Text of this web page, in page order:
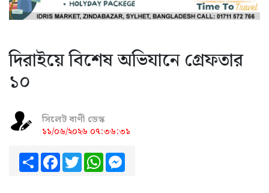
দিরাইয়ে বিশেষ অভিযানে গ্রেফতার
১০
সিলেট বাণী ডেস্ক
১১/০৬/২০২৬ ০৭:৩৬:৩১
ShareFacebook
TwitterWhatsApp